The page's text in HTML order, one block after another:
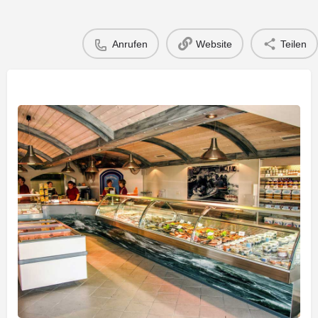
Anrufen Website Teilen